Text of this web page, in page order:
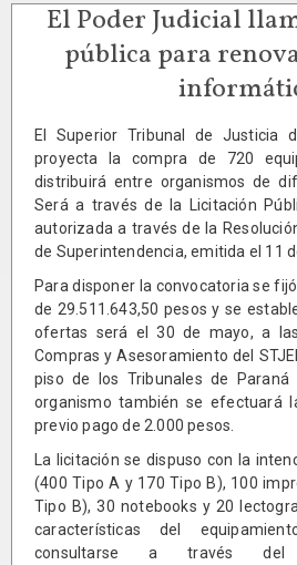
El Poder Judicial
pública para
El Superior Tribunal de Justicia
proyecta la compra de 720
distribuirá entre organismos de
Será a través de la Licitación
autorizada a través de la
de Superintendencia, emitida el 11
Para disponer la convocatoria se
de 29.511.643,50 pesos y se
ofertas será el 30 de mayo, a
Compras y Asesoramiento del
piso de los Tribunales de Paraná
organismo también se efectuará
previo pago de 2.000 pesos.
La licitación se dispuso con la
(400 Tipo A y 170 Tipo B), 100
Tipo B), 30 notebooks y 20
características del
consultarse a través del